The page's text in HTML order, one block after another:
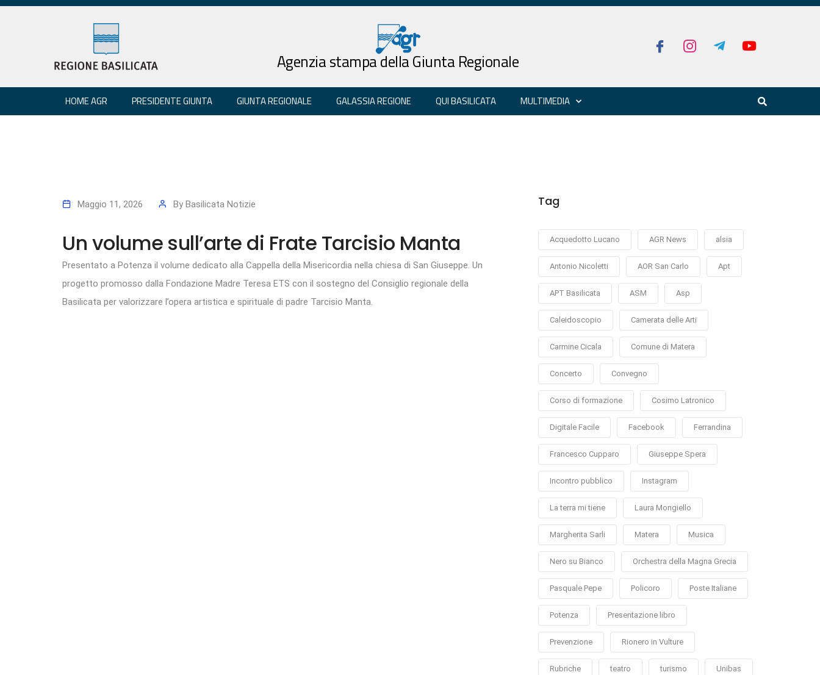
Agenzia stampa della Giunta Regionale
HOME AGR PRESIDENTE GIUNTA GIUNTA REGIONALE GALASSIA REGIONE QUI BASILICATA MULTIMEDIA
Maggio 11, 2026 By Basilicata Notizie
Un volume sull’arte di Frate Tarcisio Manta
Presentato a Potenza il volume dedicato alla Cappella della Misericordia nella chiesa di San Giuseppe. Un
progetto promosso dalla Fondazione Madre Teresa ETS con il sostegno del Consiglio regionale della
Basilicata per valorizzare l’opera artistica e spirituale di padre Tarcisio Manta.
Tag
Acquedotto Lucano AGR News alsia
Antonio Nicoletti AOR San Carlo Apt
APT Basilicata ASM Asp
Caleidoscopio Camerata delle Arti
Carmine Cicala Comune di Matera
Concerto Convegno
Corso di formazione Cosimo Latronico
Digitale Facile Facebook Ferrandina
Francesco Cupparo Giuseppe Spera
Incontro pubblico Instagram
La terra mi tiene Laura Mongiello
Margherita Sarli Matera Musica
Nero su Bianco Orchestra della Magna Grecia
Pasquale Pepe Policoro Poste Italiane
Potenza Presentazione libro
Prevenzione Rionero in Vulture
Rubriche teatro turismo Unibas